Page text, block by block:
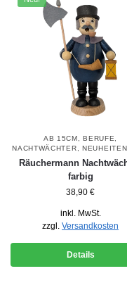
AB 15CM ,BERUFE
NACHTWÄCHTER
Räuchermann
farbig
38,90 €
inkl. MwSt.
zzgl. Versandkosten
Details